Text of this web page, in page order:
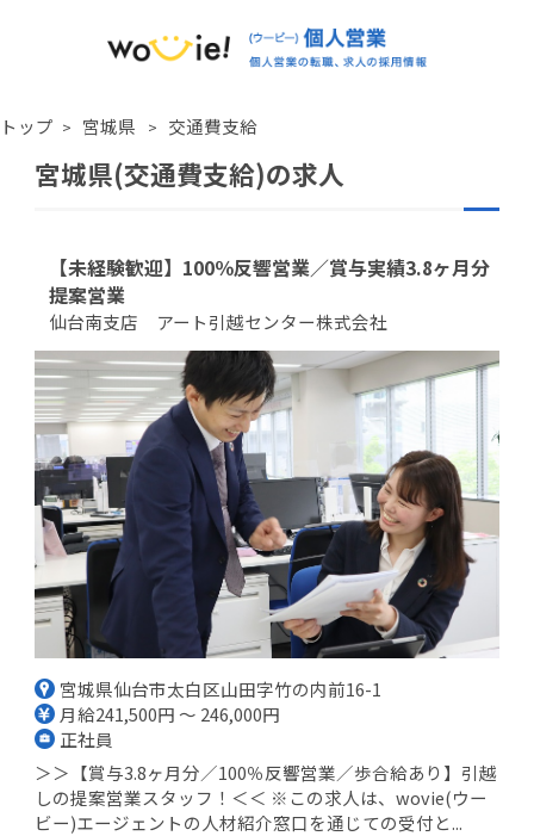
トップ 宮城県 交通費支給
宮城県(交通費支給)の求人
【未経験歓迎】100％反響営業／賞与実績3.8ヶ月分
提案営業
仙台南支店 アート引越センター株式会社
宮城県仙台市太白区山田字竹の内前16-1
月給241,500円 ～ 246,000円
正社員
＞＞【賞与3.8ヶ月分／100％反響営業／歩合給あり】引越
しの提案営業スタッフ！＜＜ ※この求人は、wovie(ウー
ビー)エージェントの人材紹介窓口を通じての受付と...